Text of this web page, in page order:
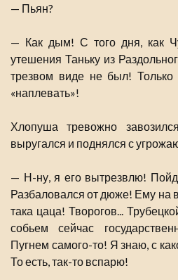
— Пьян?
— Как дым! С того дня, как
утешения Таньку из
трезвом виде не был! Только
«наплевать»!
Хлопуша тревожно
выругался и поднялся с
— Н-ну, я его вытрезвлю!
Разбаловался от дюже! Ему на
така цаца! Творогов...
собьем сейчас
Пугнем самого-то! Я знаю, с
То есть, так-то вспарю!